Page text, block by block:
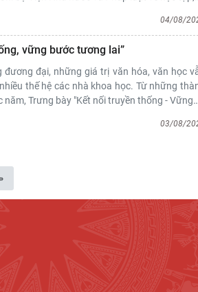
04/08/
vững bước tương lai”
đại, những giá trị văn hóa, văn học
thế hệ các nhà khoa học. Từ những
Trưng bày "Kết nối truyền thống - Vững…
03/08/
»